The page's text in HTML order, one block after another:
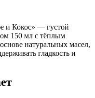
и Кокос» — густой
150 мл с тёплым
натуральных масел,
гладкость и